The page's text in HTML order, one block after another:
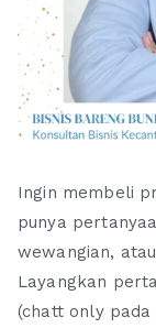
Ingin membeli
punya
wewangian,
Layangkan
(chatt only pada